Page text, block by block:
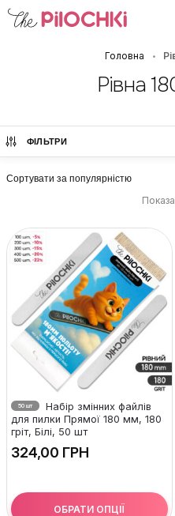
Головна •
Рівна
ФІЛЬТРИ
50 шт
Набір змінних файлів
для пилки Прямої 180 мм, 180
гріт, Білі, 50 шт
ГРН
ОБРАТИ ОПЦІЇ